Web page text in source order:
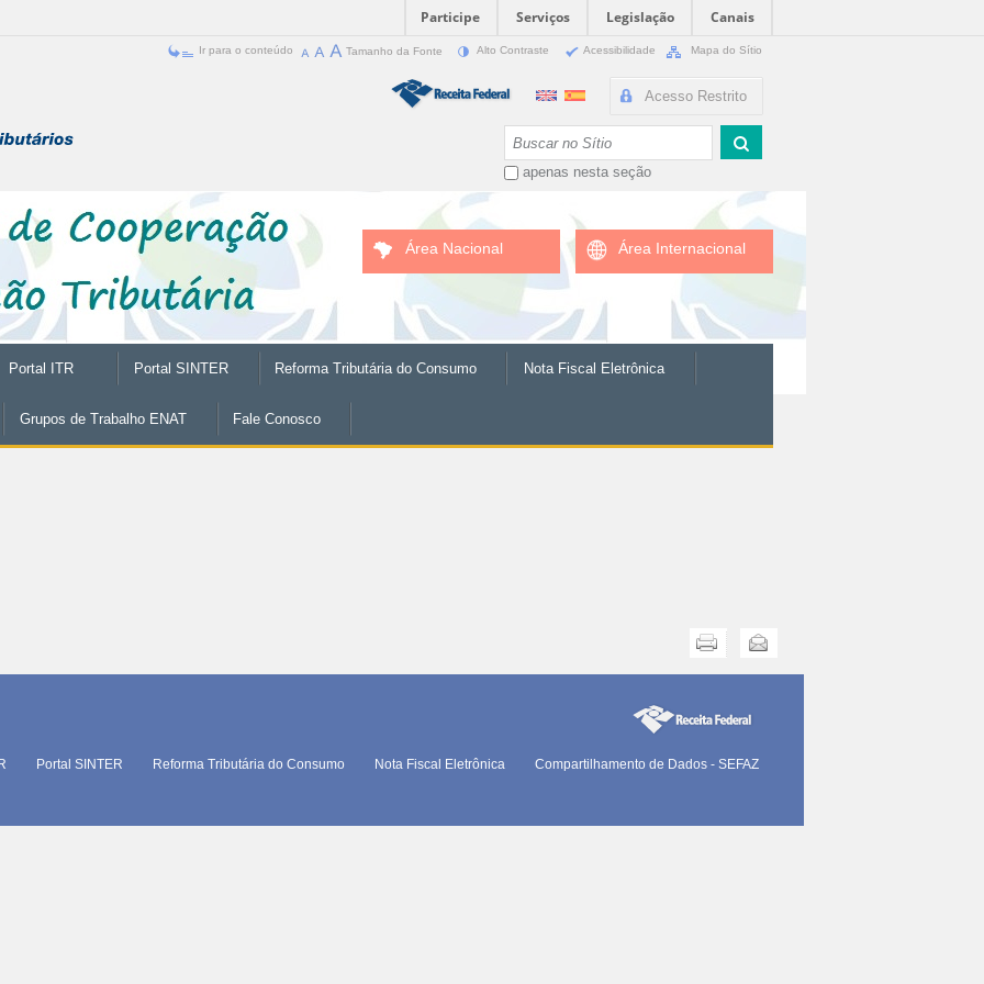
Participe Serviços Legislação
Canais
Ir para o conteúdo Tamanho da Fonte Alto Contraste Acessibilidade Mapa do Sítio
Acesso Restrito
apenas nesta seção
Área Nacional Área Internacional
Portal ITR Portal SINTER Reforma Tributária do Consumo Nota Fiscal Eletrônica
Grupos de Trabalho ENAT Fale Conosco
Enviar
Portal SINTER Reforma Tributária do Consumo Nota Fiscal Eletrônica
Compartilhamento de Dados - SEFAZ